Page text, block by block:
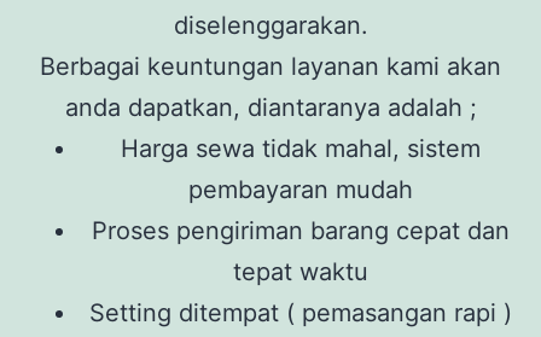
diselenggarakan.
Berbagai keuntungan layanan kami akan
anda dapatkan, diantaranya adalah ;
Harga sewa tidak mahal, sistem
pembayaran mudah
Proses pengiriman barang cepat dan
tepat waktu
Setting ditempat ( pemasangan rapi )